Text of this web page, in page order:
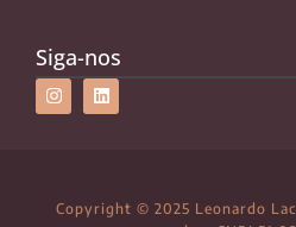
Siga-nos
Copyright © 2025 Leonardo